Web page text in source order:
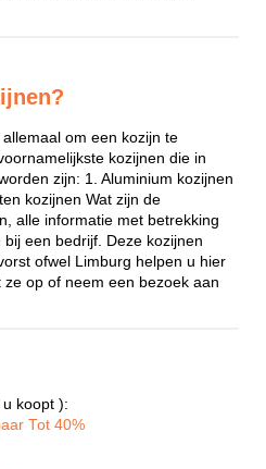
om een kozijn te
kozijnen die in
zijn: 1. Aluminium kozijnen
kozijnen Wat zijn de
alle informatie met betrekking
een bedrijf. Deze kozijnen
ofwel Limburg helpen u hier
op of neem een bezoek aan
koopt ):
Tot 40%‎